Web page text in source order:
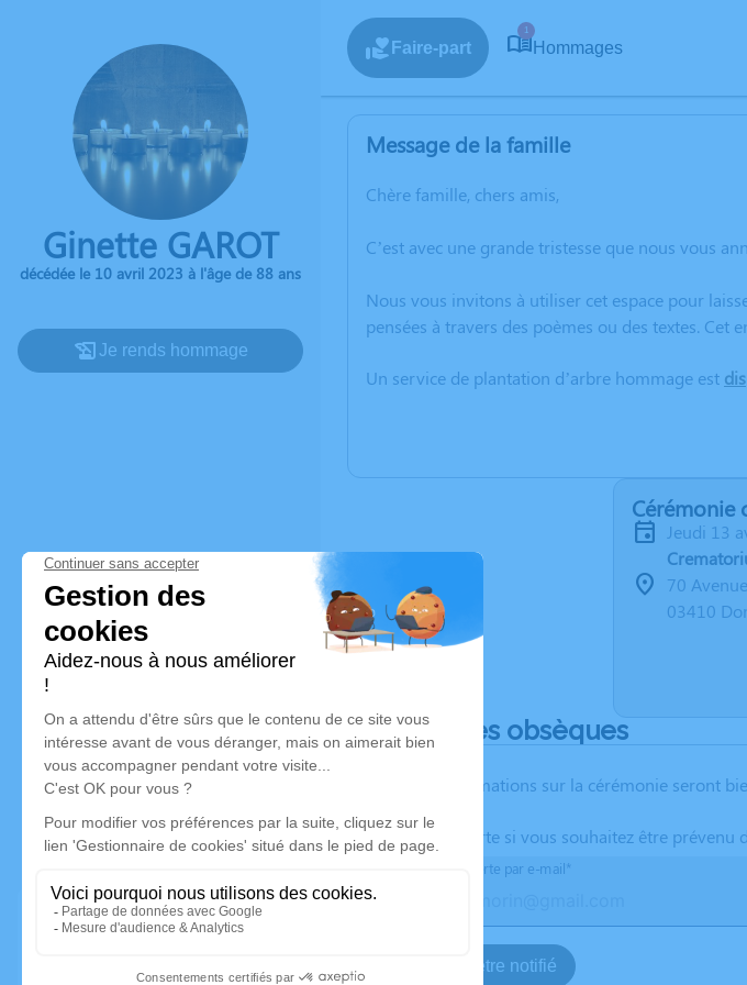
Ginette GAROT
décédée le 10 avril 2023 à l'âge de 88 ans
Je rends hommage
Faire-part
1
Hommages
Message de la famille
Chère famille, chers amis,
C’est avec une grande tristesse que nous vous
Nous vous invitons à utiliser cet espace pour
pensées à travers des poèmes ou des textes.
Un service de plantation d’arbre hommage est
Cérémonie
jeudi 13
70
03410
Déroulé des obsèques
Les informations sur la cérémonie seront
Activez une alerte si vous souhaitez être
Recevoir une alerte par e-mail*
Je veux être notifié